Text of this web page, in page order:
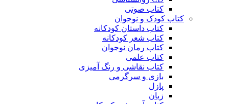
کتاب صوتی
کتاب کودک و نوجوان
کتاب داستان کودکانه
کتاب شعر کودکانه
کتاب رمان نوجوان
کتاب علمی
کتاب نقاشی و رنگ آمیزی
بازی و سرگرمی
پازل
زبان